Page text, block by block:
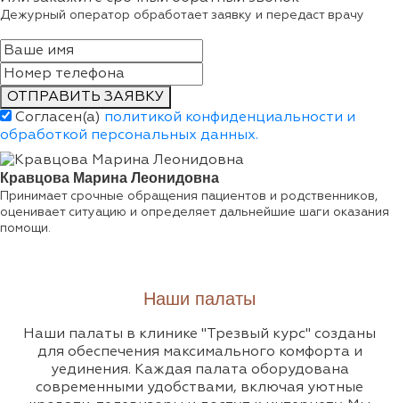
Дежурный оператор обработает заявку и передаст врачу
ОТПРАВИТЬ ЗАЯВКУ
Согласен(а) политикой конфиденциальности и
обработкой персональных данных.
Кравцова Марина Леонидовна
Принимает срочные обращения пациентов и родственников,
оценивает ситуацию и определяет дальнейшие шаги оказания
помощи.
Наши палаты
Наши палаты в клинике "Трезвый курс" созданы
для обеспечения максимального комфорта и
уединения. Каждая палата оборудована
современными удобствами, включая уютные